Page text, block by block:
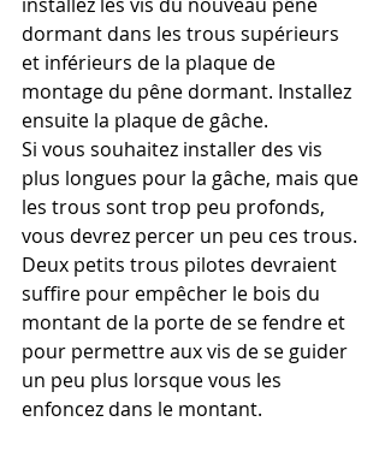
dormant dans les trous supérieurs
et inférieurs de la plaque de
montage du pêne dormant. Installez
ensuite la plaque de gâche.
Si vous souhaitez installer des vis
plus longues pour la gâche, mais que
les trous sont trop peu profonds,
vous devrez percer un peu ces trous.
Deux petits trous pilotes devraient
suffire pour empêcher le bois du
montant de la porte de se fendre et
pour permettre aux vis de se guider
un peu plus lorsque vous les
enfoncez dans le montant.